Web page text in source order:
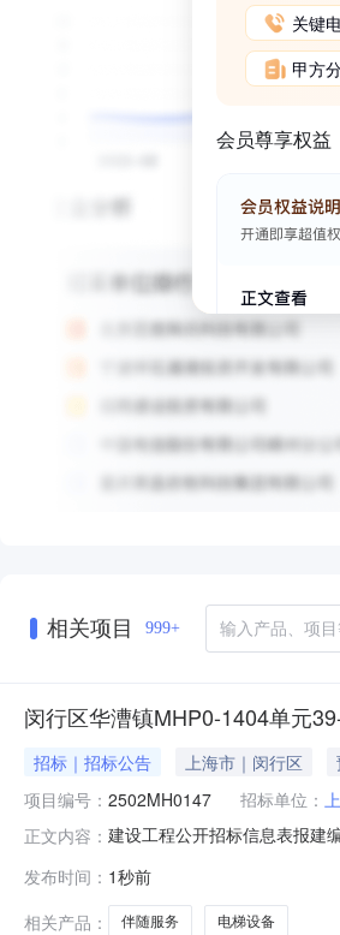
关键
甲方
会员尊享权益
相关项目 999+
闵行区华漕镇MHP0-1404单元
招标｜招标公告 上海市｜闵行区
项目编号： 2502MH0147 招标单位：
正文内容： 建设工程公开招标信息表报建
联友路）南至：纪育路北至：
发布时间： 1秒前
相关产品：
伴随服务 电梯设备